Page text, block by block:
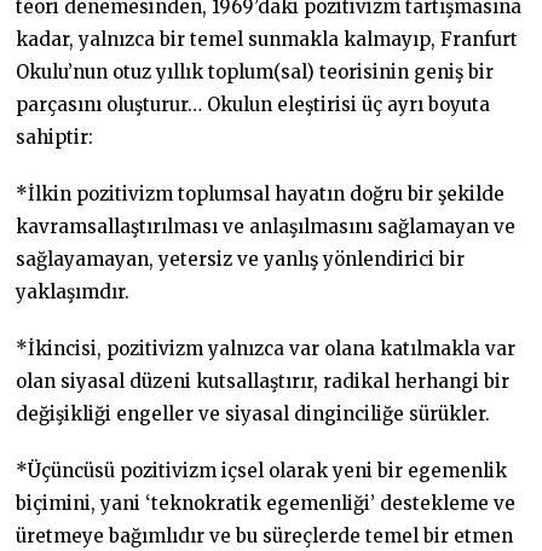
teori denemesinden, 1969’daki pozitivizm tartışmasına
kadar, yalnızca bir temel sunmakla kalmayıp, Franfurt
Okulu’nun otuz yıllık toplum(sal) teorisinin geniş bir
parçasını oluşturur… Okulun eleştirisi üç ayrı boyuta
sahiptir:
*İlkin pozitivizm toplumsal hayatın doğru bir şekilde
kavramsallaştırılması ve anlaşılmasını sağlamayan ve
sağlayamayan, yetersiz ve yanlış yönlendirici bir
yaklaşımdır.
*İkincisi, pozitivizm yalnızca var olana katılmakla var
olan siyasal düzeni kutsallaştırır, radikal herhangi bir
değişikliği engeller ve siyasal dinginciliğe sürükler.
*Üçüncüsü pozitivizm içsel olarak yeni bir egemenlik
biçimini, yani ‘teknokratik egemenliği’ destekleme ve
üretmeye bağımlıdır ve bu süreçlerde temel bir etmen